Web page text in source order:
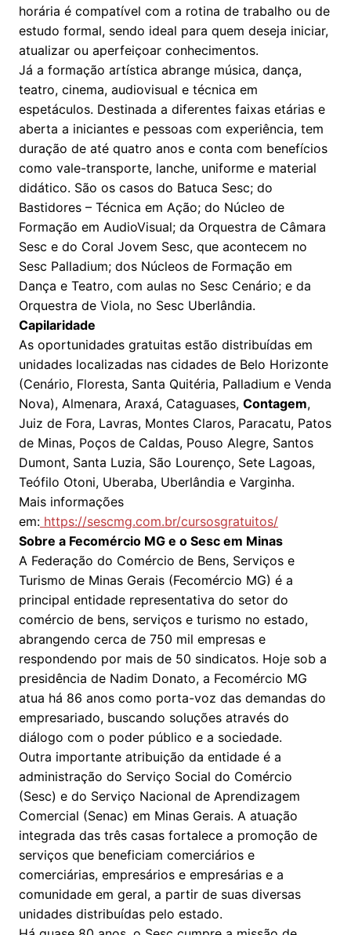
horária é compatível com a rotina de trabalho ou de
estudo formal, sendo ideal para quem deseja iniciar,
atualizar ou aperfeiçoar conhecimentos.
Já a formação artística abrange música, dança,
teatro, cinema, audiovisual e técnica em
espetáculos. Destinada a diferentes faixas etárias e
aberta a iniciantes e pessoas com experiência, tem
duração de até quatro anos e conta com benefícios
como vale-transporte, lanche, uniforme e material
didático. São os casos do Batuca Sesc; do
Bastidores – Técnica em Ação; do Núcleo de
Formação em AudioVisual; da Orquestra de Câmara
Sesc e do Coral Jovem Sesc, que acontecem no
Sesc Palladium; dos Núcleos de Formação em
Dança e Teatro, com aulas no Sesc Cenário; e da
Orquestra de Viola, no Sesc Uberlândia.
Capilaridade
As oportunidades gratuitas estão distribuídas em
unidades localizadas nas cidades de Belo Horizonte
(Cenário, Floresta, Santa Quitéria, Palladium e Venda
Nova), Almenara, Araxá, Cataguases, Contagem,
Juiz de Fora, Lavras, Montes Claros, Paracatu, Patos
de Minas, Poços de Caldas, Pouso Alegre, Santos
Dumont, Santa Luzia, São Lourenço, Sete Lagoas,
Teófilo Otoni, Uberaba, Uberlândia e Varginha.
Mais informações
em: https://sescmg.com.br/cursosgratuitos/
Sobre a Fecomércio MG e o Sesc em Minas
A Federação do Comércio de Bens, Serviços e
Turismo de Minas Gerais (Fecomércio MG) é a
principal entidade representativa do setor do
comércio de bens, serviços e turismo no estado,
abrangendo cerca de 750 mil empresas e
respondendo por mais de 50 sindicatos. Hoje sob a
presidência de Nadim Donato, a Fecomércio MG
atua há 86 anos como porta-voz das demandas do
empresariado, buscando soluções através do
diálogo com o poder público e a sociedade.
Outra importante atribuição da entidade é a
administração do Serviço Social do Comércio
(Sesc) e do Serviço Nacional de Aprendizagem
Comercial (Senac) em Minas Gerais. A atuação
integrada das três casas fortalece a promoção de
serviços que beneficiam comerciários e
comerciárias, empresários e empresárias e a
comunidade em geral, a partir de suas diversas
unidades distribuídas pelo estado.